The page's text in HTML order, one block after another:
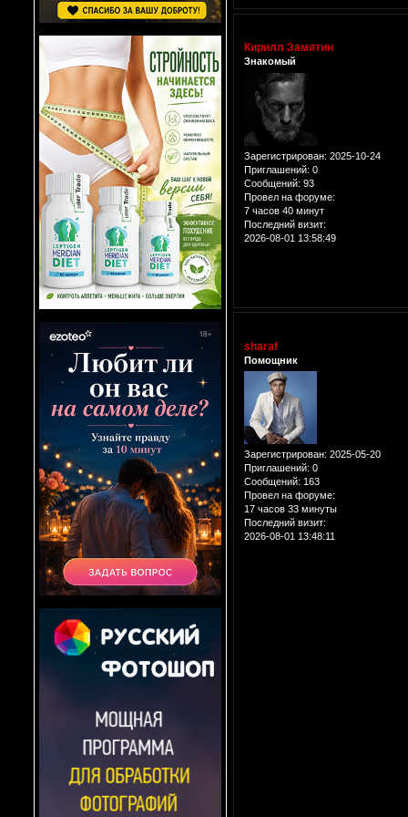
Кирилл Замятин
Знакомый
Зарегистрирован: 2025-10-24
Приглашений: 0
Сообщений: 93
Провел на форуме:
7 часов 40 минут
Последний визит:
2026-08-01 13:58:49
sharaf
Помощник
Зарегистрирован: 2025-05-20
Приглашений: 0
Сообщений: 163
Провел на форуме:
17 часов 33 минуты
Последний визит:
2026-08-01 13:48:11